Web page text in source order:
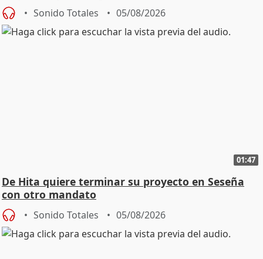
Sonido Totales 05/08/2026
01:47
De Hita quiere terminar su proyecto en Seseña
con otro mandato
Sonido Totales 05/08/2026